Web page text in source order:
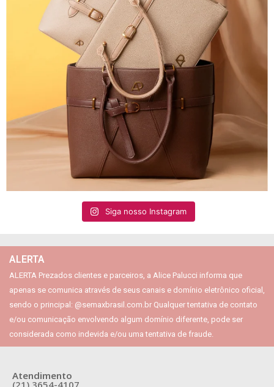
Siga nosso Instagram
ALERTA
ALERTA Prezados clientes e parceiros, a Alice Palucci informa que
apenas se comunica através de seus canais e domínio eletrônico oficial,
sendo o principal: @semaxbrasil.com.br Qualquer tentativa de contato
e/ou comunicação envolvendo algum domínio diferente, pode ser
considerada como indevida e/ou uma tentativa de fraude.
Atendimento
(21) 3654-4107